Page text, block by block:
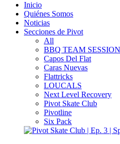
Inicio
Quiénes Somos
Noticias
Secciones de Pivot
All
BBQ TEAM SESSION
Capos Del Flat
Caras Nuevas
Flattricks
LOUCALS
Next Level Recovery
Pivot Skate Club
Pivotline
Six Pack